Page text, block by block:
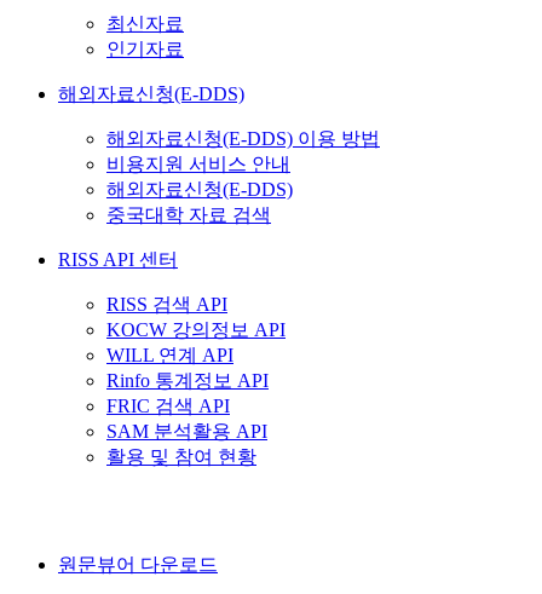
최신자료
인기자료
해외자료신청(E-DDS)
해외자료신청(E-DDS) 이용 방법
비용지원 서비스 안내
해외자료신청(E-DDS)
중국대학 자료 검색
RISS API 센터
RISS 검색 API
KOCW 강의정보 API
WILL 연계 API
Rinfo 통계정보 API
FRIC 검색 API
SAM 분석활용 API
활용 및 참여 현황
원문뷰어 다운로드